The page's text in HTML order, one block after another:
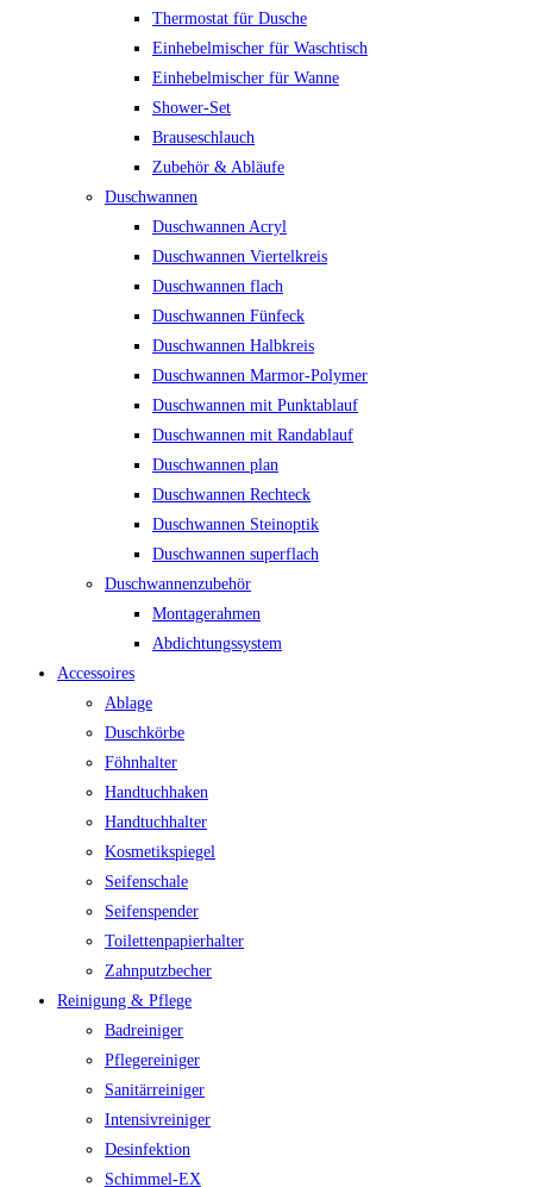
Thermostat für Dusche
Einhebelmischer für Waschtisch
Einhebelmischer für Wanne
Shower-Set
Brauseschlauch
Zubehör & Abläufe
Duschwannen
Duschwannen Acryl
Duschwannen Viertelkreis
Duschwannen flach
Duschwannen Fünfeck
Duschwannen Halbkreis
Duschwannen Marmor-Polymer
Duschwannen mit Punktablauf
Duschwannen mit Randablauf
Duschwannen plan
Duschwannen Rechteck
Duschwannen Steinoptik
Duschwannen superflach
Duschwannenzubehör
Montagerahmen
Abdichtungssystem
Accessoires
Ablage
Duschkörbe
Föhnhalter
Handtuchhaken
Handtuchhalter
Kosmetikspiegel
Seifenschale
Seifenspender
Toilettenpapierhalter
Zahnputzbecher
Reinigung & Pflege
Badreiniger
Pflegereiniger
Sanitärreiniger
Intensivreiniger
Desinfektion
Schimmel-EX